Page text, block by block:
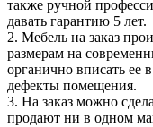
также ручной
давать гарантию 5 лет.
2. Мебель на заказ
размерам на
органично вписать ее
дефекты помещения.
3. На заказ можно
продают ни в одном